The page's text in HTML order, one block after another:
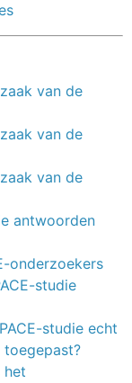
van de
van de
van de
antwoorden
onderzoekers
studie
studie echt
toegepast?
het